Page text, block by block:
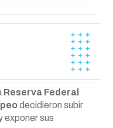
Reserva Federal
decidieron subir
exponer sus